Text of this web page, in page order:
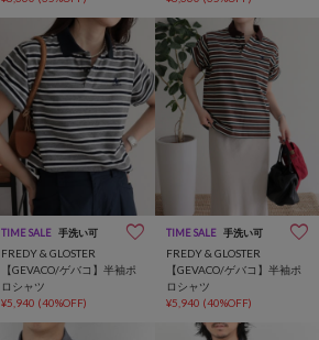
TIME SALE 手洗い可
FREDY & GLOSTER
【GEVACO/ゲバコ】半袖ポ
ロシャツ
¥5,940 (40%OFF)
TIME SALE 手洗い可
FREDY & GLOSTER
【GEVACO/ゲバコ】半袖ポ
ロシャツ
¥5,940 (40%OFF)